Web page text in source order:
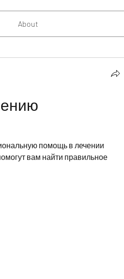
About
помощь в лечении
вам найти правильное